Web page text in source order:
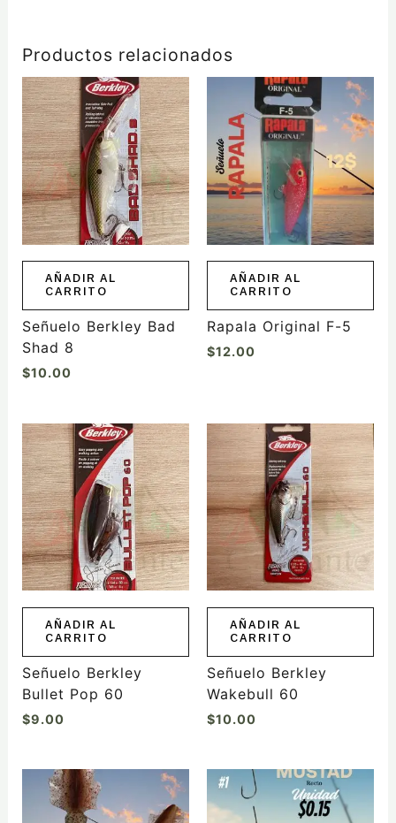
Productos relacionados
AÑADIR AL
CARRITO
Señuelo Berkley Bad
Shad 8
$10.00
AÑADIR AL
CARRITO
Rapala Original F-5
$12.00
AÑADIR AL
CARRITO
Señuelo Berkley
Bullet Pop 60
$9.00
AÑADIR AL
CARRITO
Señuelo Berkley
Wakebull 60
$10.00